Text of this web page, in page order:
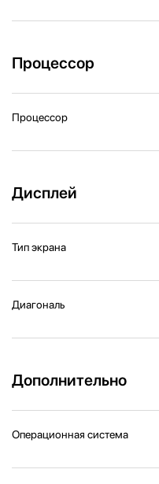
Процессор
Процессор
Дисплей
Тип экрана
Диагональ
Дополнительно
Операционная система